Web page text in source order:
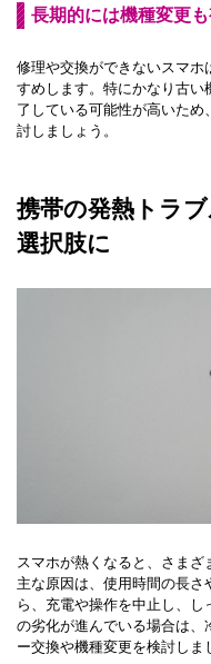
長期的には機種変更
修理や交換ができないスマホ
すめします。特にかなり古
了している可能性が高いた
討しましょう。
携帯の発熱トラ
選択肢に
スマホが熱くなると、さまざ
主な原因は、使用時間の長
ら、充電や操作を中止し、
の劣化が進んでいる場合は、
ー交換や機種変更を検討しま